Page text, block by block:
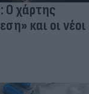
Ο χάρτης
και οι νέοι